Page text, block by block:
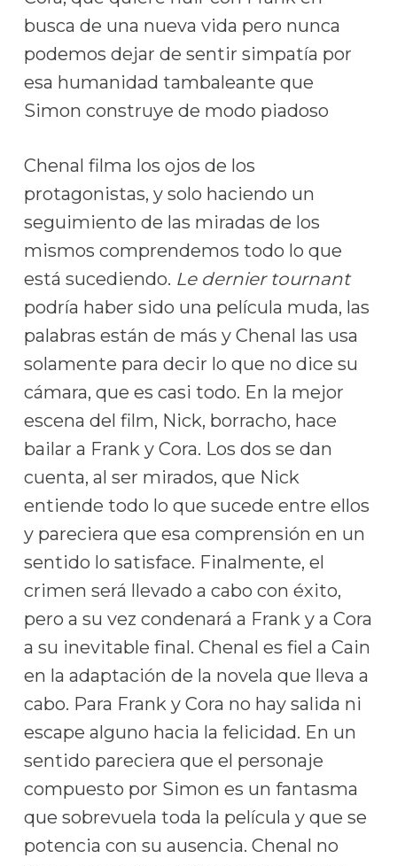
busca de una nueva vida pero nunca
podemos dejar de sentir simpatía por
esa humanidad tambaleante que
Simon construye de modo piadoso
Chenal filma los ojos de los
protagonistas, y solo haciendo un
seguimiento de las miradas de los
mismos comprendemos todo lo que
está sucediendo. Le dernier tournant
podría haber sido una película muda, las
palabras están de más y Chenal las usa
solamente para decir lo que no dice su
cámara, que es casi todo. En la mejor
escena del film, Nick, borracho, hace
bailar a Frank y Cora. Los dos se dan
cuenta, al ser mirados, que Nick
entiende todo lo que sucede entre ellos
y pareciera que esa comprensión en un
sentido lo satisface. Finalmente, el
crimen será llevado a cabo con éxito,
pero a su vez condenará a Frank y a Cora
a su inevitable final. Chenal es fiel a Cain
en la adaptación de la novela que lleva a
cabo. Para Frank y Cora no hay salida ni
escape alguno hacia la felicidad. En un
sentido pareciera que el personaje
compuesto por Simon es un fantasma
que sobrevuela toda la película y que se
potencia con su ausencia. Chenal no